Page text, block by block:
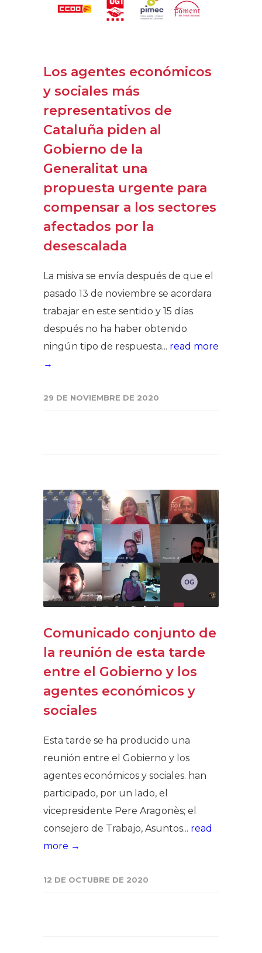
Los agentes económicos
y sociales más
representativos de
Cataluña piden al
Gobierno de la
Generalitat una
propuesta urgente para
compensar a los sectores
afectados por la
desescalada
La misiva se envía después de que el
pasado 13 de noviembre se acordara
trabajar en este sentido y 15 días
después no ha haber obtenido
ningún tipo de respuesta... read more
→
29 DE NOVIEMBRE DE 2020
Comunicado conjunto de
la reunión de esta tarde
entre el Gobierno y los
agentes económicos y
sociales
Esta tarde se ha producido una
reunión entre el Gobierno y los
agentes económicos y sociales. han
participado, por un lado, el
vicepresidente Pere Aragonès; el
consejero de Trabajo, Asuntos... read
more →
12 DE OCTUBRE DE 2020